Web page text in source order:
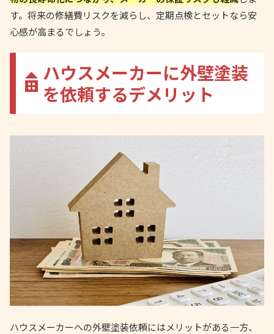
す。将来の修繕費リスクを減らし、定期点検とセットなら安
心感が高まるでしょう。
ハウスメーカーに外壁塗装
を依頼するデメリット
ハウスメーカーへの外壁塗装依頼にはメリットがある一方、